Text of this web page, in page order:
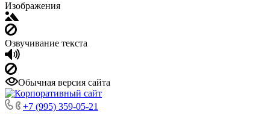
Изображения
Озвучивание текста
Обычная версия сайта
+7 (995) 359-05-21